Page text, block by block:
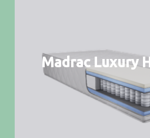
Madrac Luxury